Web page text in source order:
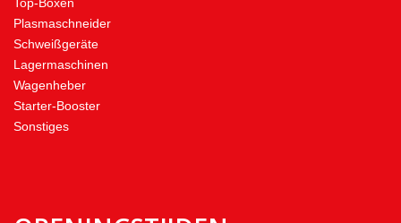
Top-Boxen
Plasmaschneider
Schweißgeräte
Lagermaschinen
Wagenheber
Starter-Booster
Sonstiges